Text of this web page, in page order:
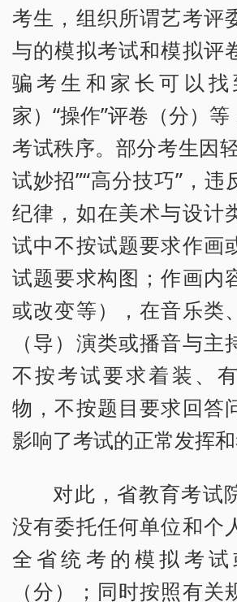
考生，组织所谓艺考评
与的模拟考试和模拟评
骗考生和家长可以
家）“操作”评卷（分）
考试秩序。部分考生因
试妙招”“高分技巧”，违
纪律，如在美术与设计
试中不按试题要求作画
试题要求构图；作画内
或改变等），在音乐类
（导）演类或播音与主
不按考试要求着装、
物，不按题目要求回答
影响了考试的正常发挥和
对此，省教育考试
没有委托任何单位和个
全省统考的模拟考
（分）；同时按照有关